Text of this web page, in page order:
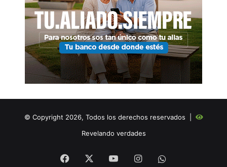
© Copyright 2026, Todos los derechos reservados |
Revelando verdades
Facebook YouTubeInstagram